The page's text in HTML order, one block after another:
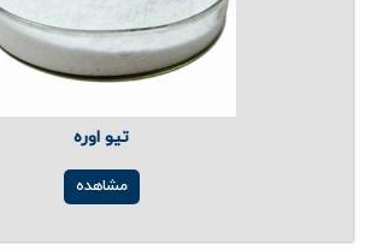
تیو اوره
مشاهده